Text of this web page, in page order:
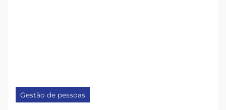
Gestão de pessoas